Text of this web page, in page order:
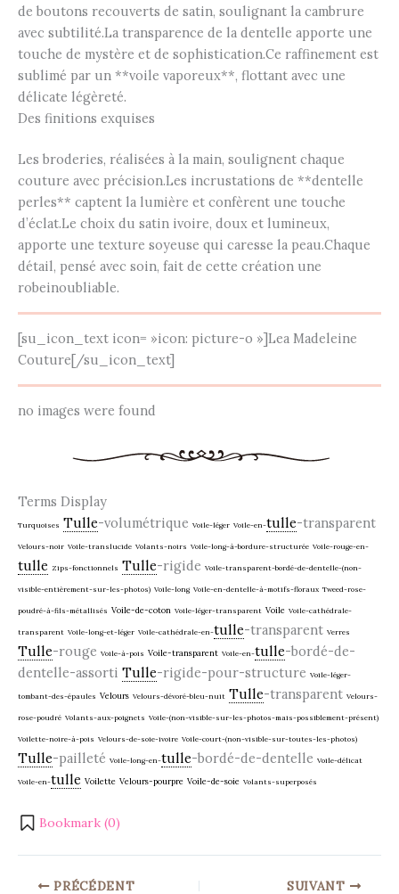
de boutons recouverts de satin, soulignant la cambrure
avec subtilité.La transparence de la dentelle apporte une
touche de mystère et de sophistication.Ce raffinement est
sublimé par un **voile vaporeux**, flottant avec une
délicate légèreté.
Des finitions exquises
Les broderies, réalisées à la main, soulignent chaque
couture avec précision.Les incrustations de **dentelle
perles** captent la lumière et confèrent une touche
d’éclat.Le choix du satin ivoire, doux et lumineux,
apporte une texture soyeuse qui caresse la peau.Chaque
détail, pensé avec soin, fait de cette création une
robeinoubliable.
[su_icon_text icon= »icon: picture-o »]Lea Madeleine
Couture[/su_icon_text]
no images were found
Terms Display
Turquoises Tulle-volumétrique Voile-léger Voile-en-tulle-transparent
Velours-noir Voile-translucide Volants-noirs Voile-long-à-bordure-structurée Voile-rouge-en-
tulle Zips-fonctionnels Tulle-rigide Voile-transparent-bordé-de-dentelle-(non-
visible-entièrement-sur-les-photos) Voile-long Voile-en-dentelle-à-motifs-floraux Tweed-rose-
poudré-à-fils-métallisés Voile-de-coton Voile-léger-transparent Voile Voile-cathédrale-
transparent Voile-long-et-léger Voile-cathédrale-en-tulle-transparent Verres
Tulle-rouge Voile-à-pois Voile-transparent Voile-en-tulle-bordé-de-
dentelle-assorti Tulle-rigide-pour-structure Voile-léger-
tombant-des-épaules Velours Velours-dévoré-bleu-nuit Tulle-transparent Velours-
rose-poudré Volants-aux-poignets Voile-(non-visible-sur-les-photos-mais-possiblement-présent)
Voilette-noire-à-pois Velours-de-soie-ivoire Voile-court-(non-visible-sur-toutes-les-photos)
Tulle-pailleté Voile-long-en-tulle-bordé-de-dentelle Voile-délicat
Voile-en-tulle Voilette Velours-pourpre Voile-de-soie Volants-superposés
Bookmark (0)
PRÉCÉDENT SUIVANT